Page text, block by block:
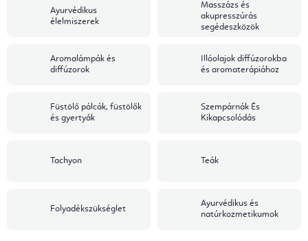
Ayurvédikus
élelmiszerek
Masszázs és
akupresszúrás
segédeszközök
Aromalámpák és
diffúzorok
Illóolajok diffúzorokba
és aromaterápiához
Füstölő pálcák, füstölők
és gyertyák
Szempárnák És
Kikapcsolódás
Tachyon Teák
Folyadékszükséglet
Ayurvédikus és
natúrkozmetikumok